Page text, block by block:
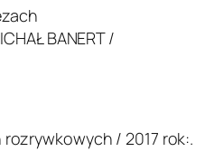
BANERT /
/ 2017 rok:.